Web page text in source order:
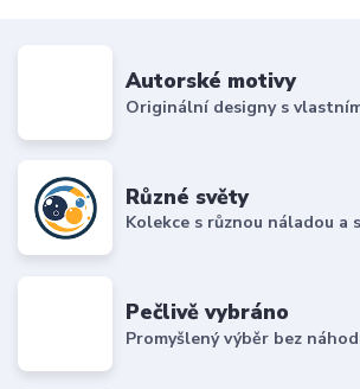
Autorské motivy
Originální designy s
Různé světy
Kolekce s různou náladou a
Pečlivě vybráno
Promyšlený výběr bez